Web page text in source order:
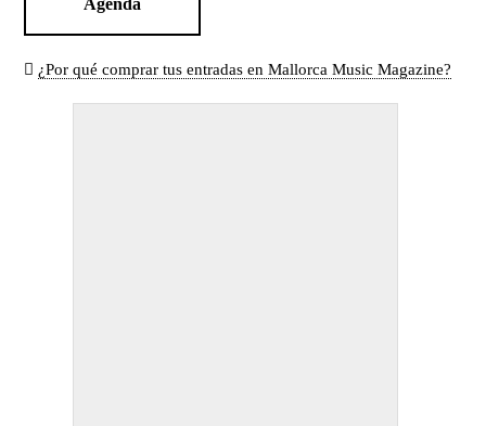
Agenda
¿Por qué comprar tus entradas en Mallorca Music Magazine?